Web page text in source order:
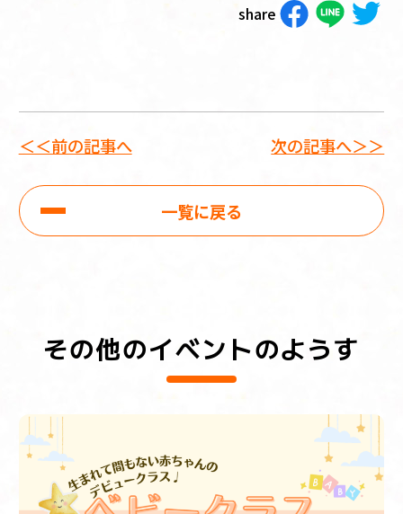
share
＜＜前の記事へ
一覧に戻る
次の記事へ＞＞
その他のイベントのようす